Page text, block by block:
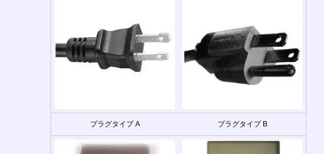
プラグタイプ A プラグタイプ B